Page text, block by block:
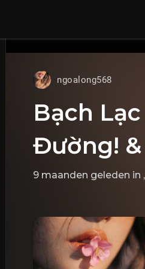
ngoalong568
Bạch
Đường!
9 maanden geleden in